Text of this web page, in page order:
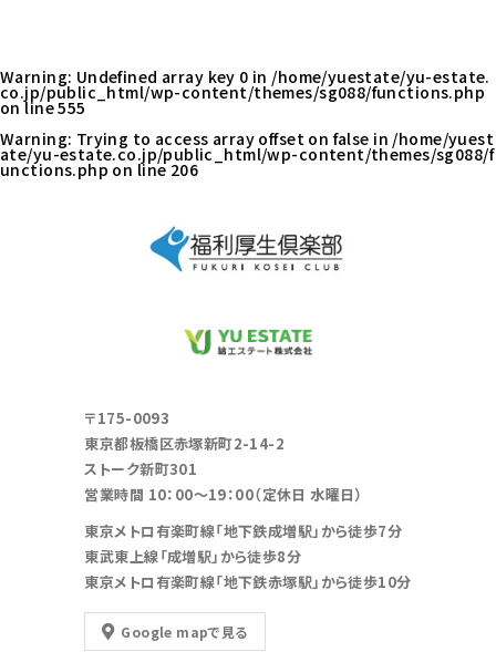
Warning: Undefined array key 0 in /home/yuestate/yu-estate.
co.jp/public_html/wp-content/themes/sg088/functions.php
on line555
Warning: Trying to access array offset on false in /home/yuest
ate/yu-estate.co.jp/public_html/wp-content/themes/sg088/f
unctions.php on line 206
〒175-0093
東京都板橋区赤塚新町2-14-2
ストーク新町301
営業時間 10：00～19：00（定休日 水曜日）
東京メトロ有楽町線「地下鉄成増駅」から徒歩7分
東武東上線「成増駅」から徒歩8分
東京メトロ有楽町線「地下鉄赤塚駅」から徒歩10分
Google mapで見る